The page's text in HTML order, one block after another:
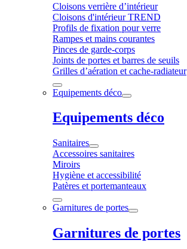
Cloisons verrière d’intérieur
Cloisons d'intérieur TREND
Profils de fixation pour verre
Rampes et mains courantes
Pinces de garde-corps
Joints de portes et barres de seuils
Grilles d’aération et cache-radiateur
Equipements déco
Equipements déco
Sanitaires
Accessoires sanitaires
Miroirs
Hygiène et accessibilité
Patères et portemanteaux
Garnitures de portes
Garnitures de portes